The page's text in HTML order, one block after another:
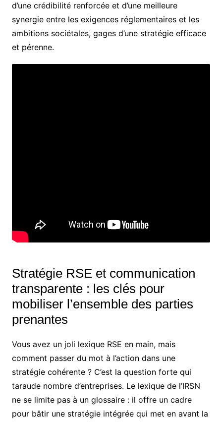
d’une crédibilité renforcée et d’une meilleure
synergie entre les exigences réglementaires et les
ambitions sociétales, gages d’une stratégie efficace
et pérenne.
Stratégie RSE et communication
transparente : les clés pour
mobiliser l’ensemble des parties
prenantes
Vous avez un joli lexique RSE en main, mais
comment passer du mot à l’action dans une
stratégie cohérente ? C’est la question forte qui
taraude nombre d’entreprises. Le lexique de l’IRSN
ne se limite pas à un glossaire : il offre un cadre
pour bâtir une stratégie intégrée qui met en avant la